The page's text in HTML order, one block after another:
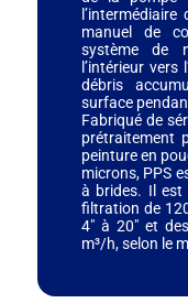
manuel de
système de
l’intérieur
débris
surface
Fabriqué de
prétraitement
peinture en
microns, PPS
à brides. Il est
filtration de
4" à 20" et
m³/h, selon le